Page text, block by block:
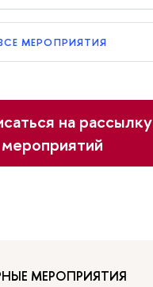
МЕРОПРИЯТИЯ
на рассылку
мероприятий
МЕРОПРИЯТИЯ